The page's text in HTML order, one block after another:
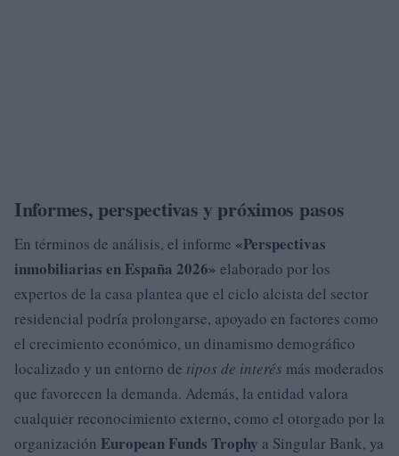
Informes, perspectivas y próximos pasos
En términos de análisis, el informe «Perspectivas
inmobiliarias en España 2026» elaborado por los
expertos de la casa plantea que el ciclo alcista del sector
residencial podría prolongarse, apoyado en factores como
el crecimiento económico, un dinamismo demográfico
localizado y un entorno de tipos de interés más moderados
que favorecen la demanda. Además, la entidad valora
cualquier reconocimiento externo, como el otorgado por la
organización European Funds Trophy a Singular Bank, ya